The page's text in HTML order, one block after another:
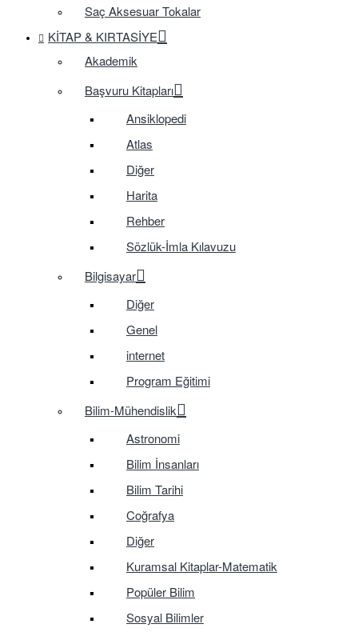
Saç Aksesuar Tokalar
KITAP & KIRTASIYE
Akademik
Başvuru Kitapları
Ansiklopedi
Atlas
Diğer
Harita
Rehber
Sözlük-İmla Kılavuzu
Bilgisayar
Diğer
Genel
internet
Program Eğitimi
Bilim-Mühendislik
Astronomi
Bilim İnsanları
Bilim Tarihi
Coğrafya
Diğer
Kuramsal Kitaplar-Matematik
Popüler Bilim
Sosyal Bilimler